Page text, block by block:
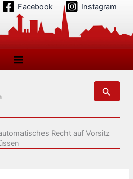
Facebook Instagram
Suchen
Recht auf Vorsitz